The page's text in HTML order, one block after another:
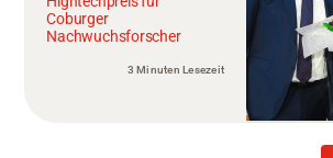
Coburger
Nachwuchsforscher
3 Minuten Lesezeit